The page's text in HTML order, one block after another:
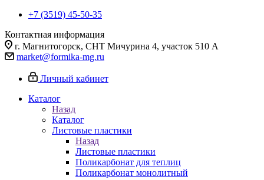
+7 (3519) 45-50-35
Контактная информация
г. Магнитогорск, СНТ Мичурина 4, участок 510 А
market@formika-mg.ru
Личный кабинет
Каталог
Назад
Каталог
Листовые пластики
Назад
Листовые пластики
Поликарбонат для теплиц
Поликарбонат монолитный